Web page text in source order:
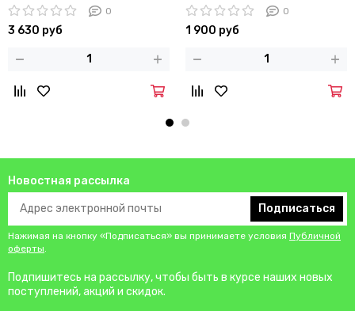
0
3 630 руб
с мраморным покрытием
0
1 900 руб
Новостная рассылка
Подписаться
Нажимая на кнопку «Подписаться» вы принимаете условия Публичной
оферты.
Подпишитесь на рассылку, чтобы быть в курсе наших новых
поступлений, акций и скидок.